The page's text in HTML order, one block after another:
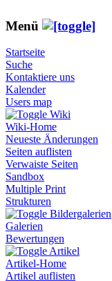
Menü
Startseite
Suche
Kontaktiere uns
Kalender
Users map
Wiki
Wiki-Home
Neueste Änderungen
Seiten auflisten
Verwaiste Seiten
Sandbox
Multiple Print
Strukturen
Bildergalerien
Galerien
Bewertungen
Artikel
Artikel-Home
Artikel auflisten